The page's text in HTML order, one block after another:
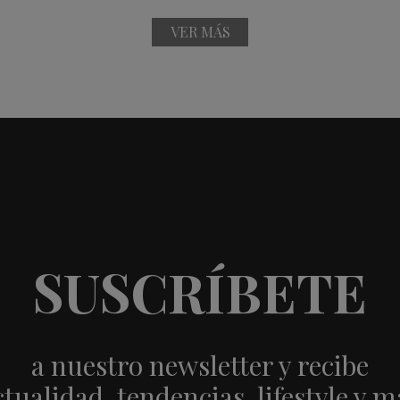
VER MÁS
SUSCRÍBETE
a nuestro newsletter y recibe